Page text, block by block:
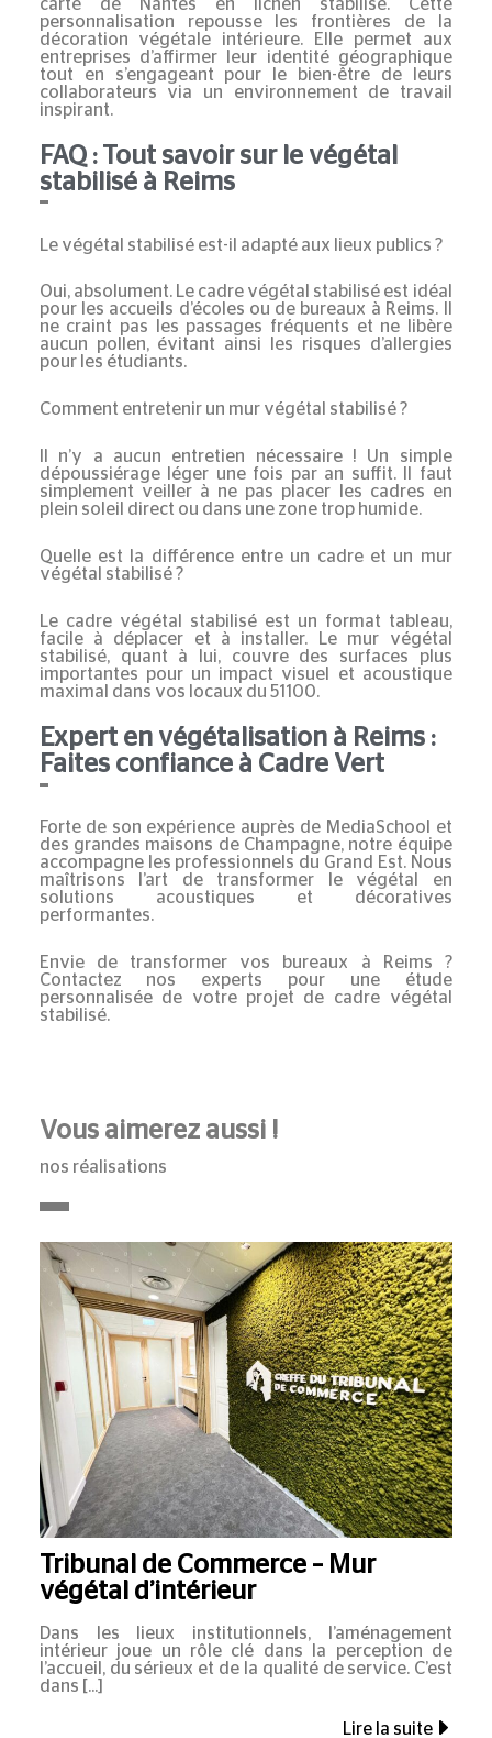
carte de Nantes en lichen stabilisé. Cette
personnalisation repousse les frontières de la
décoration végétale intérieure. Elle permet aux
entreprises d’affirmer leur identité géographique
tout en s’engageant pour le bien-être de leurs
collaborateurs via un environnement de travail
inspirant.
FAQ : Tout savoir sur le végétal
stabilisé à Reims
Le végétal stabilisé est-il adapté aux lieux publics ?
Oui, absolument. Le cadre végétal stabiliséest idéal
pour les accueils d’écoles ou de bureaux à Reims. Il
ne craint pas les passages fréquents et ne libère
aucun pollen, évitant ainsi les risques d’allergies
pour les étudiants.
Comment entretenir un mur végétal stabilisé ?
Il n’y a aucun entretien nécessaire ! Un simple
dépoussiérage léger une fois par an suffit. Il faut
simplement veiller à ne pas placer les cadres en
plein soleil direct ou dans une zone trop humide.
Quelle est la différence entre un cadre et un mur
végétal stabilisé ?
Le cadre végétal stabiliséest un format tableau,
facile à déplacer et à installer. Le mur végétal
stabilisé, quant à lui, couvre des surfaces plus
importantes pour un impact visuel et acoustique
maximal dans vos locaux du 51100.
Expert en végétalisation à Reims :
Faites confiance à Cadre Vert
Forte de son expérience auprès de MediaSchool
et
des grandes maisons de Champagne, notre équipe
accompagne les professionnels du Grand Est. Nous
maîtrisons l’art de transformer le végétal en
solutions acoustiques et décoratives
performantes.
Envie de transformer vos bureaux à Reims ?
Contactez nos experts pour une étude
personnalisée de votre projet de cadre végétal
stabilisé.
Vous aimerez aussi !
nos réalisations
Tribunal de Commerce – Mur
végétal d’intérieur
Dans les lieux institutionnels, l’aménagement
intérieur joue un rôle clé dans la perception de
l’accueil, du sérieux et de la qualité de service. C’est
dans
Lire la suite